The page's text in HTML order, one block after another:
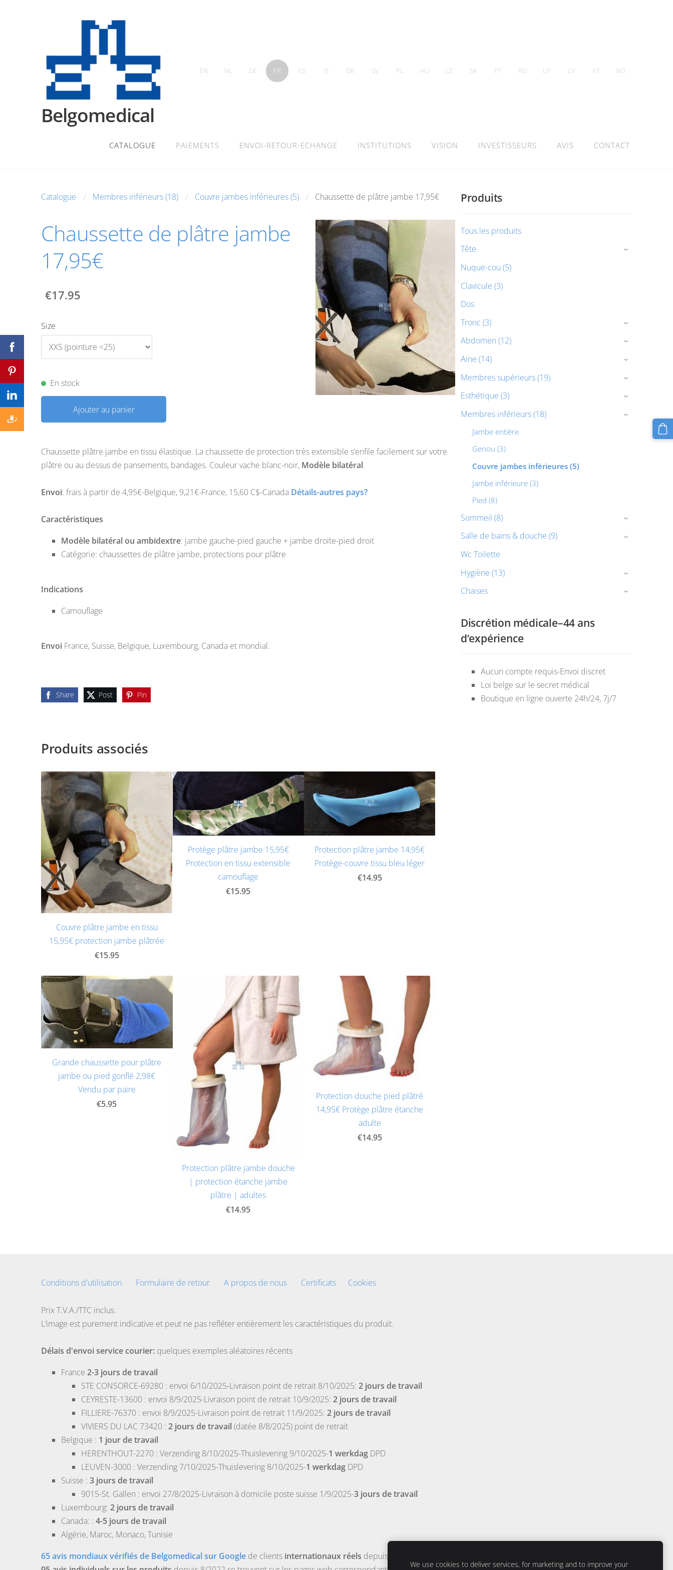
Belgomedical
CATALOGUE PAIEMENTS ENVOI-RETOUR-ECHANGE INSTITUTIONS VISION INVESTISSEURS AVIS CONTACT
EN NL DE FR ES IT DK SV PL HU CZ SK PT RO LIT LV ET NO
Produits
Tous les produits
Tête
›
Nuque-cou (5)
Clavicule (3)
Dos
Tronc (3)
›
Abdomen (12) ›
Aine (14) ›
Membres supérieurs (19) ›
Esthétique (3) ›
Membres inférieurs (18)
Jambe entière
Genou (3)
Couvre jambes inférieures (5)
Jambe inférieure (3)
Pied (8)
›
Sommeil (8) ›
Salle de bains & douche (9) ›
Wc Toilette
Hygiène (13)
›
Chaises ›
Discrétion médicale–44 ans
d’expérience
Aucun compte requis-Envoi discret
Loi belge sur le secret médical
Boutique en ligne ouverte 24h/24, 7j/7
Catalogue Membres inférieurs (18) Couvre jambes inférieures (5) Chaussette de plâtre jambe 17,95€
Chaussette de plâtre jambe
17,95€
€17.95
Size
En stock
Ajouter au panier
Chaussette plâtre jambe en tissu élastique. La chaussette de protection très extensible s’enfile facilement sur votre
plâtre ou au dessus de pansements, bandages. Couleur vache blanc-noir, Modèle bilatéral.
Envoi: frais à partir de 4,95€-Belgique, 9,21€-France, 15,60 C$-Canada Détails-autres pays?
Caractéristiques
Modèle bilatéral ou ambidextre: jambe gauche-pied gauche + jambe droite-pied droit
Catégorie: chaussettes de plâtre jambe, protections pour plâtre
Indications
Camouflage
Envoi France, Suisse, Belgique, Luxembourg, Canada et mondial.
Share Post Pin
Produits associés
Couvre plâtre jambe en tissu
15,95€ protection jambe plâtrée
€15.95
Protège plâtre jambe 15,95€
Protection en tissu extensible
camouflage
€15.95
Protection plâtre jambe 14,95€
Protège-couvre tissu bleu léger
€14.95
Grande chaussette pour plâtre
jambe ou pied gonflé 2,98€
Vendu par paire
€5.95
Protection plâtre jambe douche
| protection étanche jambe
plâtre | adultes
€14.95
Protection douche pied plâtré
14,95€ Protège plâtre étanche
adulte
€14.95
Conditions d'utilisation Formulaire de retour A propos de nous Certificats Cookies
Prix T.V.A./TTC inclus.
L’image est purement indicative et peut ne pas refléter entièrement les caractéristiques du produit.
Délais d'envoi service courier: quelques exemples aléatoires récents
France 2-3 jours de travail
STE CONSORCE-69280 : envoi 6/10/2025-Livraison point de retrait 8/10/2025: 2 jours de travail
CEYRESTE-13600 : envoi 8/9/2025-Livraison point de retrait 10/9/2025: 2 jours de travail
FILLIERE-76370 : envoi 8/9/2025-Livraison point de retrait 11/9/2025: 2 jours de travail
VIVIERS DU LAC 73420 : 2 jours de travail (datée 8/8/2025) point de retrait
Belgique : 1 jour de travail
HERENTHOUT-2270 : Verzending 8/10/2025-Thuislevering 9/10/2025-1 werkdag DPD
LEUVEN-3000 : Verzending 7/10/2025-Thuislevering 8/10/2025-1 werkdag DPD
Suisse : 3 jours de travail
9015-St. Gallen : envoi 27/8/2025-Livraison à domicile poste suisse 1/9/2025-3 jours de travail
Luxembourg: 2 jours de travail
Canada: : 4-5 jours de travail
Algérie, Maroc, Monaco,Tunisie
65 avis mondiaux vérifiés de Belgomedical sur Google de clients internationaux réels depuis 8/2022.
We use cookies to deliver services, for marketing and to improve your